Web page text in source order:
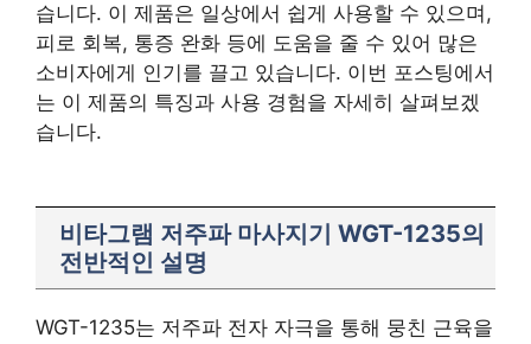
습니다. 이 제품은 일상에서 쉽게 사용할 수 있으며,
피로 회복, 통증 완화 등에 도움을 줄 수 있어 많은
소비자에게 인기를 끌고 있습니다. 이번 포스팅에서
는 이 제품의 특징과 사용 경험을 자세히 살펴보겠
습니다.
비타그램 저주파 마사지기 WGT-1235의
전반적인 설명
WGT-1235는 저주파 전자 자극을 통해 뭉친 근육을